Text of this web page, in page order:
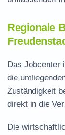
Regionale
Das Jobcenter
die
Zuständigkeit
direkt in die
Die